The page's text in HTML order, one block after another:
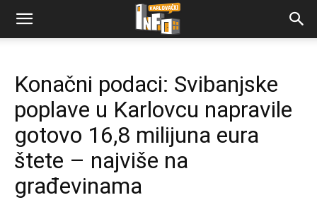
Konačni podaci: Svibanjske
poplave u Karlovcu napravile
gotovo 16,8 milijuna eura
štete – najviše na
građevinama